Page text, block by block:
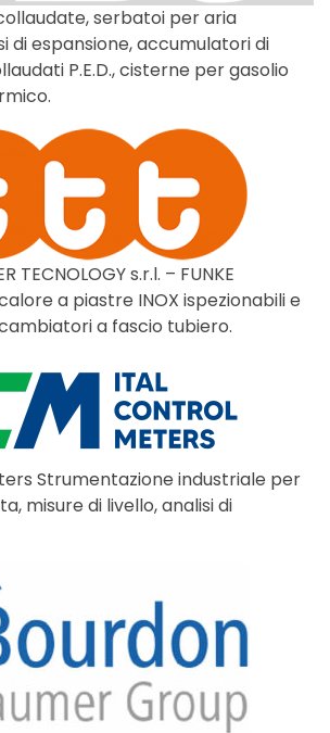
serbatoi per aria
di espansione, accumulatori di
P.E.D., cisterne per gasolio
TECNOLOGY s.r.l. – FUNKE
a piastre INOX ispezionabili e
a fascio tubiero.
Strumentazione industriale per
misure di livello, analisi di